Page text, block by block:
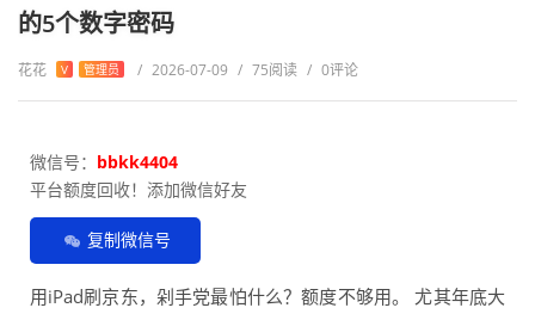
的5个数字密码
花花 V 管理员 / 2026-07-09 / 75阅读 / 0评论
微信号： bbkk4404
平台额度回收！添加微信好友
复制微信号
用iPad刷京东，剁手党最怕什么？额度不够用。 尤其年底大